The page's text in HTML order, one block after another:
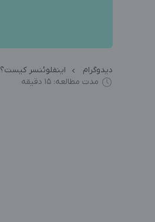
دیدوگرام
اینفلوئنسر
مدت مطالعه: 15 دقیقه